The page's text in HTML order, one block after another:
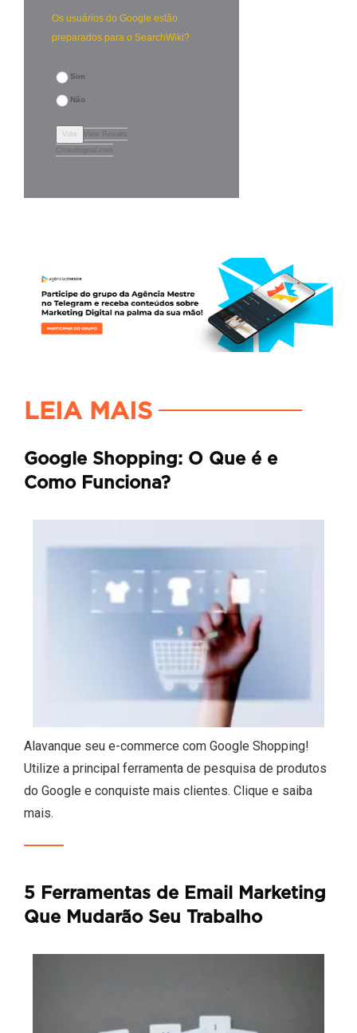
Os usuários do Google estão
preparados para o SearchWiki?
Sim
Não
Vote
View Results
Crowdsignal.com
LEIA MAIS
Google Shopping: O Que é e
Como Funciona?
Alavanque seu e-commerce com Google Shopping!
Utilize a principal ferramenta de pesquisa de produtos
do Google e conquiste mais clientes. Clique e saiba
mais.
5 Ferramentas de Email Marketing
Que Mudarão Seu Trabalho